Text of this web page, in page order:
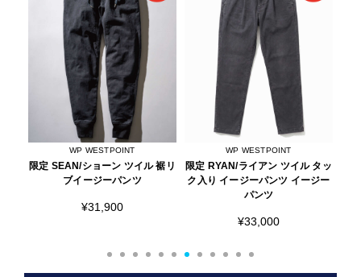
WP WESTPOINT
限定 RYAN/ライアン ツイル タッ
ク入り イージーパンツ イージー
FREAD
シルクコットンニット リラック
スTシャツ